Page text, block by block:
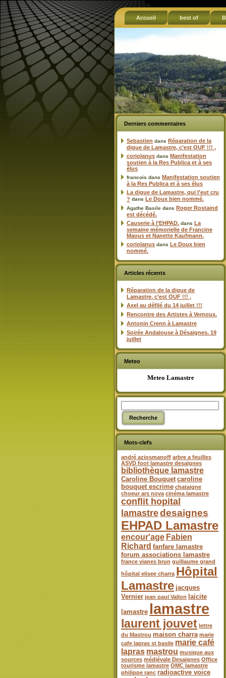
Accueil best of
Derniers commentaires
Sebastien dans Réparation de la
digue de Lamastre, c’est OUF !!! ,
coriolanus dans Manifestation
soutien à la Res Publica et à ses
élus
francois dans Manifestation soutien
à la Res Publica et à ses élus
La digue de Lamastre, qui l’eut cru
? dans Le Doux bien nommé.
Agathe Basile dans Roger Rostaind
est décédé.
Causerie à l’EHPAD. dans La
semaine mémorielle de Francine
Maous et Nanette Kaufmann.
coriolanus dans Le Doux bien
nommé.
Articles récents
Réparation de la digue de
Lamastre, c’est OUF !!! ,
Axel au défilé du 14 juillet !!!
Rencontre des Artistes à Vernoux.
Antonin Crenn à Lamastre
Soirée Andalouse à Désaignes. 19
juillet
Meteo
Meteo Lamastre
Mots-clefs
andré aziosmanoff arbre a feuilles
ASVD foot lamastre desaignes
bibliothèque lamastre
Caroline Bouquet caroline
bouquet escrime chataigne
choeur ars nova cinéma lamastre
conflit hopital
lamastredesaignes
EHPAD Lamastre
encour'age Fabien
Richard fanfare lamastre
forum associations lamastre
france vianes brun guillaume grand
hôpital elisee charra Hôpital
Lamastre jacques
Vernier jean paul Vallon
laicite
lamastre lamastre
laurent jouvet lettre
du Mastrou maison charra marie
cafe lapras st basile marie café
lapras mastrou musique aux
sources médiévale Desaignes Office
tourisme lamastre OMC lamastre
philippe ranc radioactive voice